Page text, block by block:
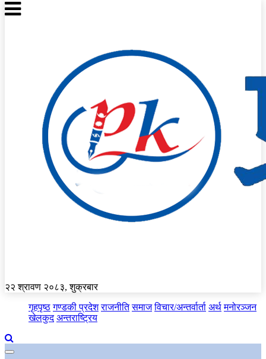
२२ श्रावण २०८३, शुक्रबार
गृहपृष्ठ गण्डकी प्रदेश राजनीति समाज विचार/अन्तर्वार्ता अर्थ मनोरञ्जन
खेलकुद अन्तराष्ट्रिय